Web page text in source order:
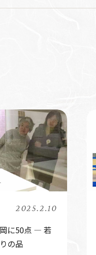
2025.2.10
に50点 ― 若
の品